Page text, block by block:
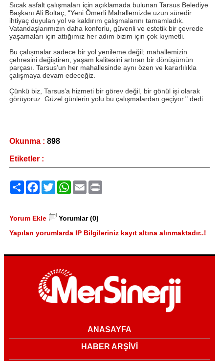
Sıcak asfalt çalışmaları için açıklamada bulunan Tarsus Belediye
Başkanı Ali Boltaç, “Yeni Ömerli Mahallemizde uzun süredir
ihtiyaç duyulan yol ve kaldırım çalışmalarını tamamladık.
Vatandaşlarımızın daha konforlu, güvenli ve estetik bir çevrede
yaşamaları için attığımız her adım bizim için çok kıymetli.
Bu çalışmalar sadece bir yol yenileme değil; mahallemizin
çehresini değiştiren, yaşam kalitesini artıran bir dönüşümün
parçası. Tarsus’un her mahallesinde aynı özen ve kararlılıkla
çalışmaya devam edeceğiz.
Çünkü biz, Tarsus’a hizmeti bir görev değil, bir gönül işi olarak
görüyoruz. Güzel günlerin yolu bu çalışmalardan geçiyor." dedi.
Okunma : 898
Etiketler :
PaylaşFacebook
TwitterWhatsApp
Email
Yorum Ekle
Yorumlar (0)
Yapılan yorumlarda IP Bilgileriniz kayıt altına alınmaktadır..!
ANASAYFA
HABER ARŞİVİ